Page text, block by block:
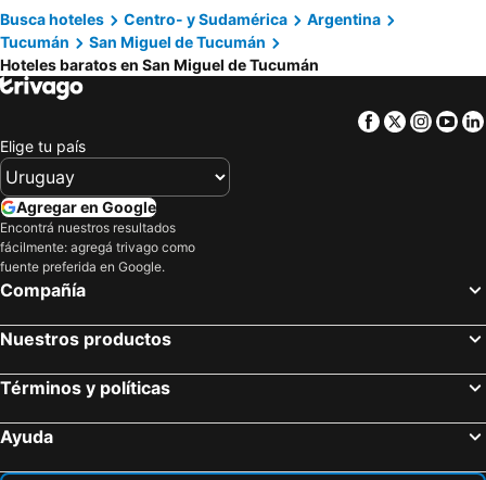
Busca hoteles Centro- y Sudamérica
Argentina
Tucumán
San Miguel de Tucumán
Hoteles baratos en San Miguel de Tucumán
Facebook
Twitter
Elige tu país
Agregar en Google
Encontrá nuestros resultados
fácilmente: agregá trivago como
fuente preferida en Google.
Compañía
Nuestros productos
Términos y políticas
Ayuda